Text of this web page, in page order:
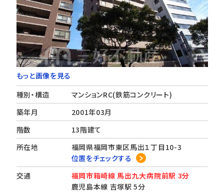
もっと画像を見る
種別・構造
マンションRC(鉄筋コンクリート)
築年月
2001年03月
階数
13階建て
所在地
福岡県福岡市東区馬出１丁目10-3
位置をチェックする
交通
福岡市箱崎線 馬出九大病院前駅 3分
鹿児島本線 吉塚駅 5分